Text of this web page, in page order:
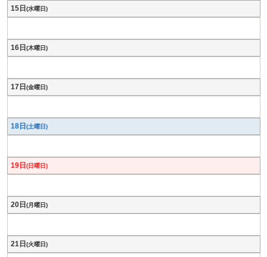
15日 (水曜日)
16日 (木曜日)
17日 (金曜日)
18日 (土曜日)
19日 (日曜日)
20日 (月曜日)
21日 (火曜日)